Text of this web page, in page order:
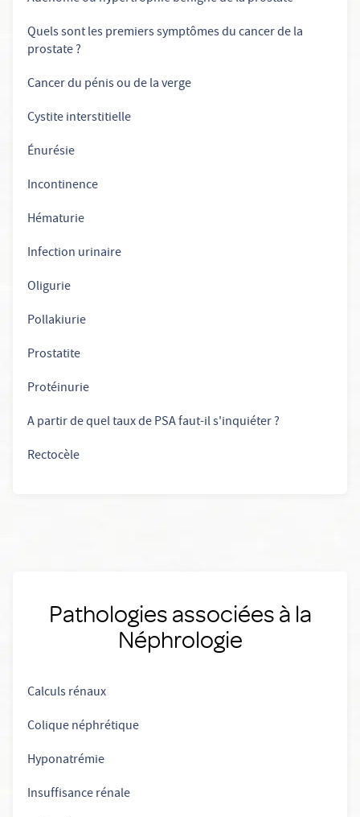
Quels sont les premiers symptômes du cancer de la
prostate ?
Cancer du pénis ou de la verge
Cystite interstitielle
Énurésie
Incontinence
Hématurie
Infection urinaire
Oligurie
Pollakiurie
Prostatite
Protéinurie
A partir de quel taux de PSA faut-il s'inquiéter ?
Rectocèle
Pathologies associées à la
Néphrologie
Calculs rénaux
Colique néphrétique
Hyponatrémie
Insuffisance rénale